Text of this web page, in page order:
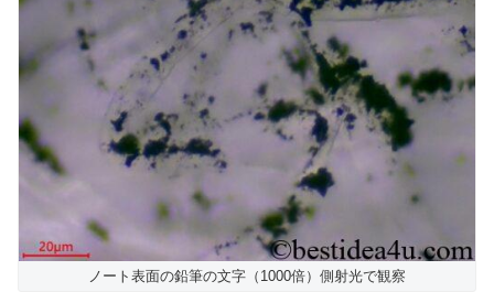
ノート表面の鉛筆の文字（1000倍）側射光で観察